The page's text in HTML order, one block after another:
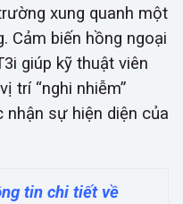
xung quanh một
Cảm biến hồng ngoại
giúp kỹ thuật viên
trí “nghi nhiễm”
nhận sự hiện diện của
tin chi tiết về